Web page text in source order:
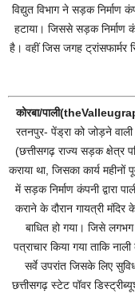
विद्युत विभाग ने सड़क निर्माण
हटाया। जिससे सड़क निर्माण
है। वहीं जिस जगह ट्रांसफार्मर
कोरबा/
रतनपुर- पेंड्रा को जोड़ने
(छत्तीसगढ़ राज्य सड़क क्षेत्र
कराया था, जिसका कार्य महीनों
में सड़क निर्माण कंपनी द्वारा
कराने के दौरान गायत्री मंदिर
बाधित हो गया। जिसे
पत्राचार किया गया ताकि
सर्वे उपरांत जिसके लिए
छत्तीसगढ़ स्टेट पॉवर